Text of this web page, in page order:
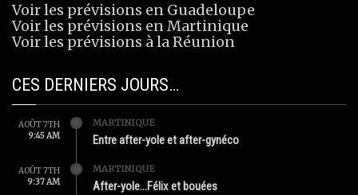
Voir les prévisions en Guadeloupe
Voir les prévisions en Martinique
Voir les prévisions à la Réunion
CES DERNIERS JOURS…
AOÛT 7TH
9:45 AM
MARTINIQUE
Entre after-yole et after-gynéco
AOÛT 7TH
9:37 AM
MARTINIQUE
After-yole…Félix et bouées